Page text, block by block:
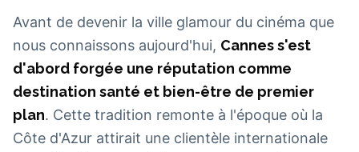
Avant de devenir la ville glamour du cinéma que
nous connaissons aujourd'hui, Cannes s'est
d'abord forgée une réputation comme
destination santé et bien-être de premier
plan. Cette tradition remonte à l'époque où la
Côte d'Azur attirait une clientèle internationale